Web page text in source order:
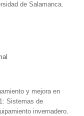
de Salamanca.
y mejora en
Sistemas de
invernadero.